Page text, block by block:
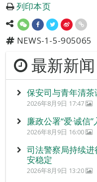
列印本页
NEWS-1-5-905065
最新新闻
保安司与青年清茶
2026年8月9日 17:47
廉政公署“爱‧诚信
2026年8月9日 16:00
司法警察局持续进
安稳定
2026年8月9日 13:20